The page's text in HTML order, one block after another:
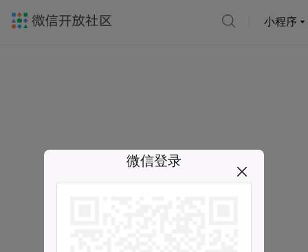
小程序
微信登录